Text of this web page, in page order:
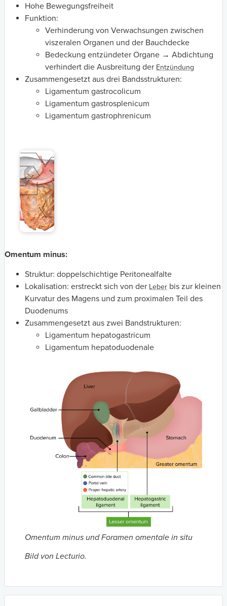
Hohe Bewegungsfreiheit
Funktion:
Verhinderung von Verwachsungen zwischen
viszeralen Organen und der Bauchdecke
Bedeckung entzündeter Organe → Abdichtung
verhindert die Ausbreitung der Entzündung
Zusammengesetzt aus drei Bandsstrukturen:
Ligamentum gastrocolicum
Ligamentum gastrosplenicum
Ligamentum gastrophrenicum
Omentum minus:
Struktur: doppelschichtige Peritonealfalte
Lokalisation: erstreckt sich von der Leber bis zur kleinen
Kurvatur des Magens und zum proximalen Teil des
Duodenums
Zusammengesetzt aus zwei Bandstrukturen:
Ligamentum hepatogastricum
Ligamentum hepatoduodenale
Omentum minus und Foramen omentale in situ
Bild von Lecturio.